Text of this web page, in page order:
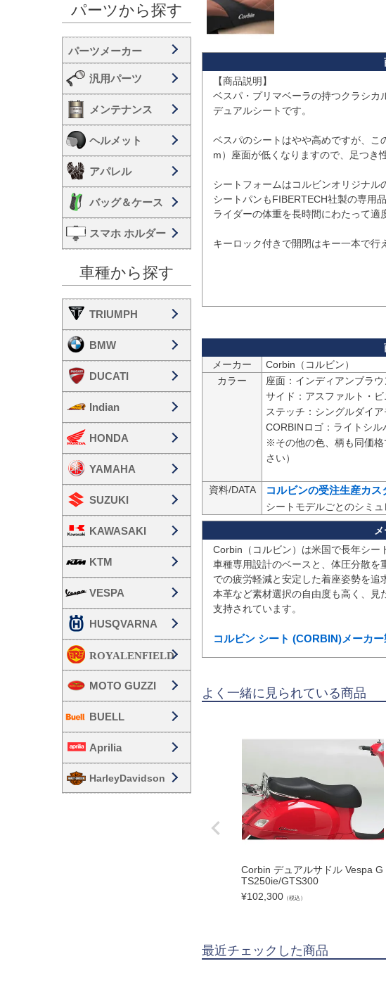
パーツから探す
汎用パーツ
メンテナンス
ヘルメット
アパレル
バッグ＆ケース
スマホ ホルダー
車種から探す
TRIUMPH
BMW
DUCATI
Indian
HONDA
YAMAHA
SUZUKI
KAWASAKI
KTM
VESPA
HUSQVARNA
MOTO GUZZI
BUELL
Aprilia
HarleyDavidson
【商品説明】
ベスパ・プリマベーラの持つクラシカ
デュアルシートです。
ベスパのシートはやや高めですが、
m）座面が低くなりますので、足つき
シートフォームはコルビンオリジナル
シートパンもFIBERTECH社製の専用
ライダーの体重を長時間にわたって適
キーロック付きで開閉はキー一本で行
メーカー
カラー
座面：インディアンブラ
サイド：アスファルト・
ステッチ：シングルダイ
CORBINロゴ：ライトシル
※その他の色、柄も同価
さい）
資料/DATA コルビンの受注生産カス
シートモデルごとのシミ
Corbin（コルビン）は米国で長年シー
車種専用設計のベースと、体圧分散
での疲労軽減と安定した着座姿勢を追
本革など素材選択の自由度も高く、見
支持されています。
コルビン シート (CORBIN)メーカ
よく一緒に見られている商品
Corbin デュアルサドル Vespa G
TS250ie/GTS300
¥102,300 （税込）
最近チェックした商品